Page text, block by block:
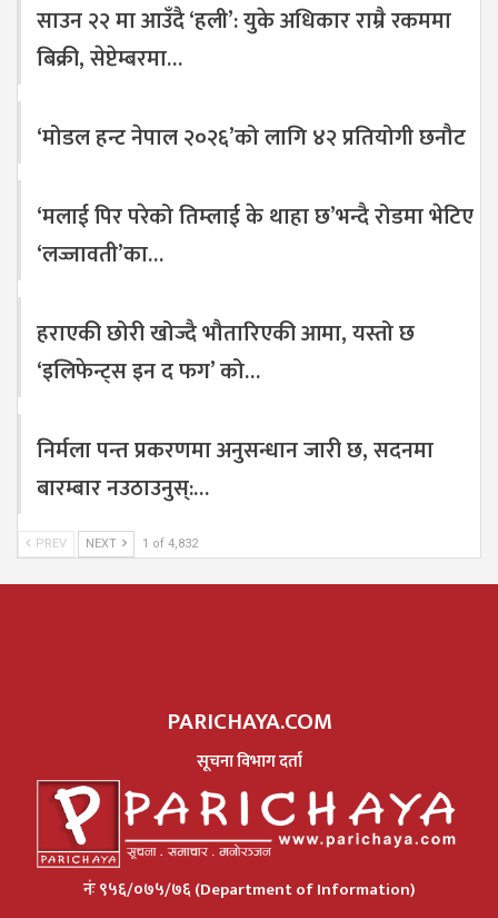
साउन २२ मा आउँदै ‘हली’: युके अधिकार राम्रै रकममा
बिक्री, सेप्टेम्बरमा…
‘मोडल हन्ट नेपाल २०२६’को लागि ४२ प्रतियोगी छनौट
‘मलाई पिर परेको तिम्लाई के थाहा छ’भन्दै रोडमा भेटिए
‘लज्जावती’का…
हराएकी छोरी खोज्दै भौतारिएकी आमा, यस्तो छ
‘इलिफेन्ट्स इन द फग’ को…
निर्मला पन्त प्रकरणमा अनुसन्धान जारी छ, सदनमा
बारम्बार नउठाउनुस्:…
PREV NEXT 1 of 4,832
PARICHAYA.COM
सूचना विभाग दर्ता
नंः ९५६/०७५/७६ (Department of Information)